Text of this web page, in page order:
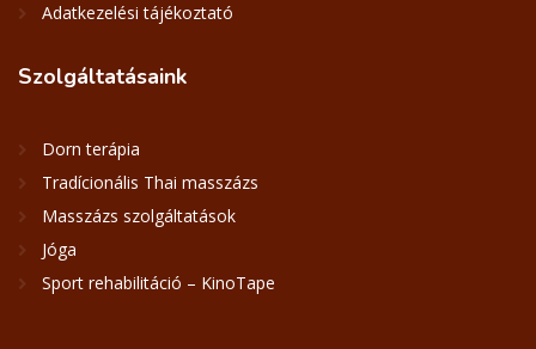
Adatkezelési tájékoztató
Szolgáltatásaink
Dorn terápia
Tradícionális Thai masszázs
Masszázs szolgáltatások
Jóga
Sport rehabilitáció – KinoTape